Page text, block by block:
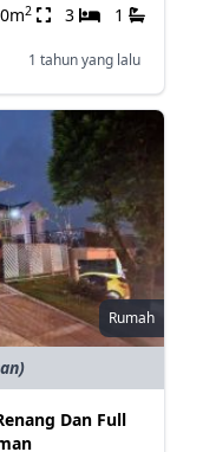
2 3 1
1 tahun yang lalu
Rumah
Dan Full